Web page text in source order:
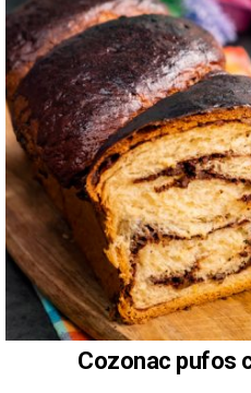
Cozonac pufos